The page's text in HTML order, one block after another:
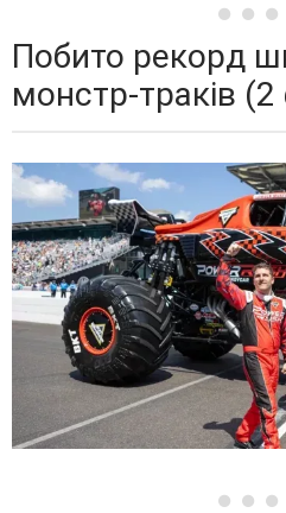
Побито рекорд
монстр-траків